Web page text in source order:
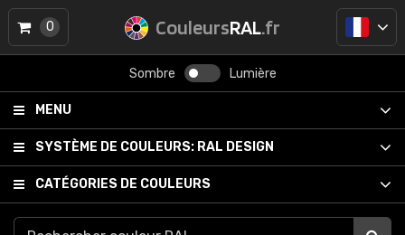
CouleursRAL.fr
Sombre Lumière
MENU
SYSTÈME DE COULEURS: RAL DESIGN
CATÉGORIES DE COULEURS
0